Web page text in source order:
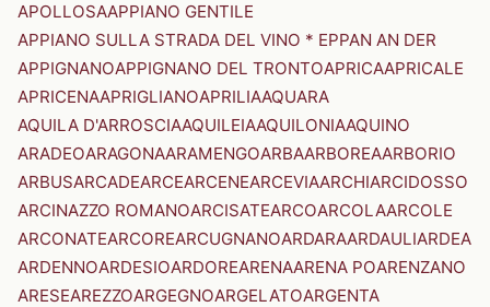
APOLLOSAAPPIANO GENTILE
APPIANO SULLA STRADA DEL VINO * EPPAN AN DER
APPIGNANOAPPIGNANO DEL TRONTOAPRICAAPRICALE
APRICENAAPRIGLIANOAPRILIAAQUARA
AQUILA D'ARROSCIAAQUILEIAAQUILONIAAQUINO
ARADEOARAGONAARAMENGOARBAARBOREAARBORIO
ARBUSARCADEARCEARCENEARCEVIAARCHIARCIDOSSO
ARCINAZZO ROMANOARCISATEARCOARCOLAARCOLE
ARCONATEARCOREARCUGNANOARDARAARDAULIARDEA
ARDENNOARDESIOARDOREARENAARENA POARENZANO
ARESEAREZZOARGEGNOARGELATOARGENTA